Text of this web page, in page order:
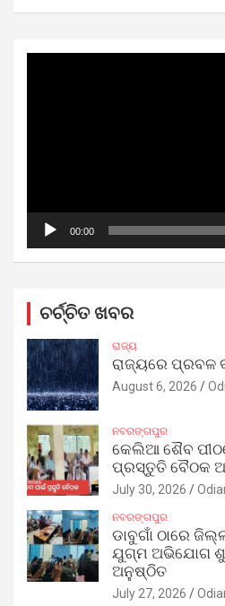
00:00
ଚର୍ଚ୍ଚିତ ଖବର
ରାଜ୍ୟ
ରାଜ୍ୟରେ ପ୍ରବଳ
August 6, 2026
ନବରଙ୍ଗପୁର
କେଲିଆ ଶୈବ
ପ୍ରସ୍ତୁତି ବୈଠକ
July 30, 2026
ନବରଙ୍ଗପୁର
ଡାବୁଗାଁ ଠାରେ
ଯୁଗ୍ମ ଅଭିଯୋଗ
ଅନୁଷ୍ଠିତ
July 27, 2026